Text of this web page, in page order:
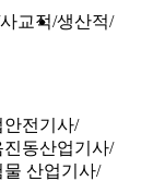
사교적 생산적
안전기사
진동산업기사
물 산업기사